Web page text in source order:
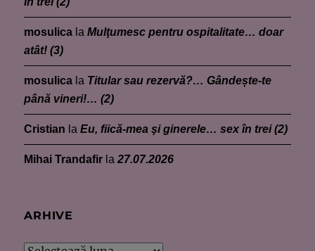
mosulica laMulţumesc pentru ospitalitate… doar
atât! (3)
mosulica la Titular sau rezervă?… Gândește-te
până vineri!… (2)
Cristian laEu, fiică-mea şi ginerele… sex în trei (2)
Mihai Trandafir la27.07.2026
ARHIVE